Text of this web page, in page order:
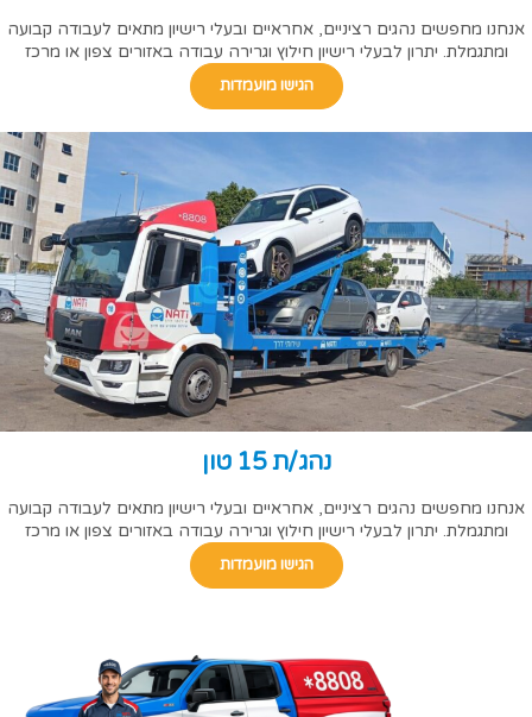
אנחנו מחפשים נהגים רציניים, אחראיים ובעלי רישיון מתאים לעבודה קבועה
ומתגמלת. יתרון לבעלי רישיון חילוץ וגרירה עבודה באזורים צפון או מרכז
הגישו מועמדות
נהג/ת 15 טון
אנחנו מחפשים נהגים רציניים, אחראיים ובעלי רישיון מתאים לעבודה קבועה
ומתגמלת. יתרון לבעלי רישיון חילוץ וגרירה עבודה באזורים צפון או מרכז
הגישו מועמדות